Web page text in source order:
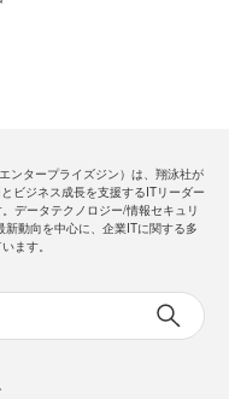
ンタープライズジン）は、翔泳社が
ビジネス成長を支援するITリーダー
データテクノロジー/情報セキュリ
新動向を中心に、企業ITに関する多
ます。